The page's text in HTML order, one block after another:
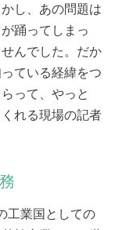
し、あの問題は
踊ってしまっ
んでした。だか
ている経緯をつ
って、やっと
れる現場の記者
工業国としての